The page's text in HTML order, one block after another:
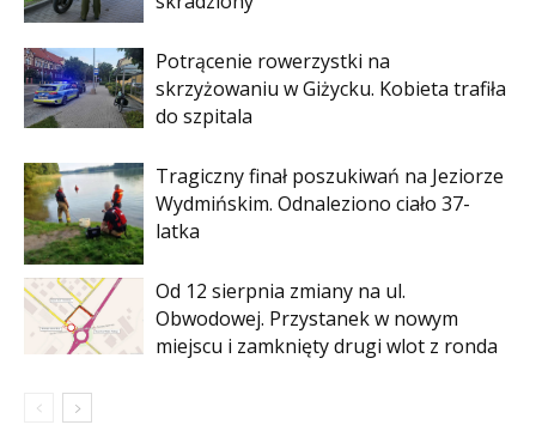
Potrącenie rowerzystki na
skrzyżowaniu w Giżycku. Kobieta trafiła
do szpitala
Tragiczny finał poszukiwań na Jeziorze
Wydmińskim. Odnaleziono ciało 37-
latka
Od 12 sierpnia zmiany na ul.
Obwodowej. Przystanek w nowym
miejscu i zamknięty drugi wlot z ronda